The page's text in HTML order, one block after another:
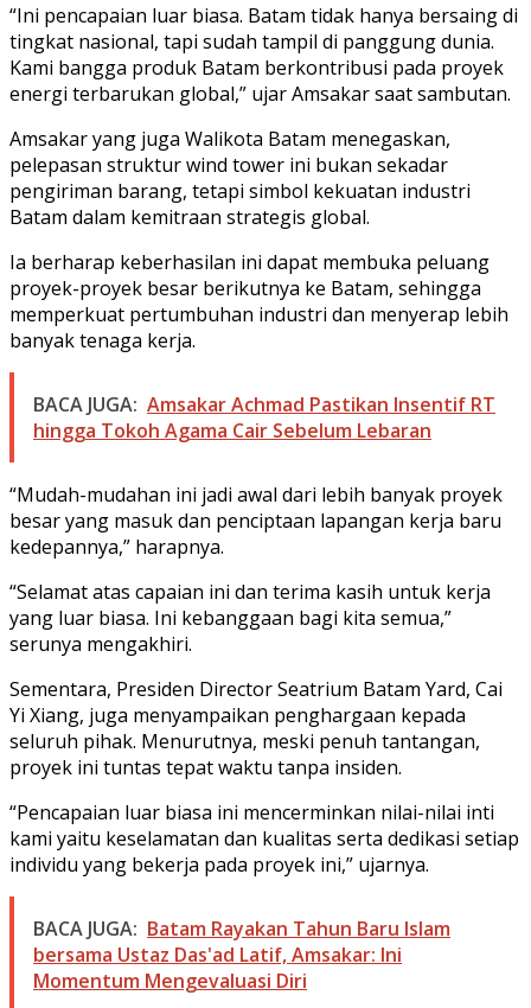
“Ini pencapaian luar biasa. Batam tidak hanya bersaing di
tingkat nasional, tapi sudah tampil di panggung dunia.
Kami bangga produk Batam berkontribusi pada proyek
energi terbarukan global,” ujar Amsakar saat sambutan.
Amsakar yang juga Walikota Batam menegaskan,
pelepasan struktur wind tower ini bukan sekadar
pengiriman barang, tetapi simbol kekuatan industri
Batam dalam kemitraan strategis global.
Ia berharap keberhasilan ini dapat membuka peluang
proyek-proyek besar berikutnya ke Batam, sehingga
memperkuat pertumbuhan industri dan menyerap lebih
banyak tenaga kerja.
BACA JUGA: Amsakar Achmad Pastikan Insentif RT
hingga Tokoh Agama Cair Sebelum Lebaran
“Mudah-mudahan ini jadi awal dari lebih banyak proyek
besar yang masuk dan penciptaan lapangan kerja baru
kedepannya,” harapnya.
“Selamat atas capaian ini dan terima kasih untuk kerja
yang luar biasa. Ini kebanggaan bagi kita semua,”
serunya mengakhiri.
Sementara, Presiden Director Seatrium Batam Yard, Cai
Yi Xiang, juga menyampaikan penghargaan kepada
seluruh pihak. Menurutnya, meski penuh tantangan,
proyek ini tuntas tepat waktu tanpa insiden.
“Pencapaian luar biasa ini mencerminkan nilai-nilai inti
kami yaitu keselamatan dan kualitas serta dedikasi setiap
individu yang bekerja pada proyek ini,” ujarnya.
BACA JUGA: Batam Rayakan Tahun Baru Islam
bersama Ustaz Das'ad Latif, Amsakar: Ini
Momentum Mengevaluasi Diri